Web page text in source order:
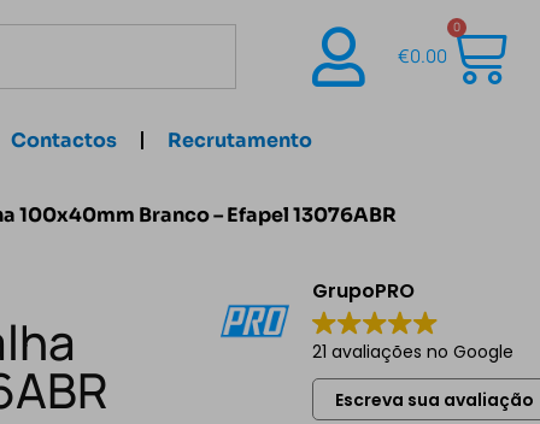
€0.00
0
Contactos Recrutamento
100x40mm Branco – Efapel 13076ABR
GrupoPRO
21 avaliações no Google
Escreva sua avaliação